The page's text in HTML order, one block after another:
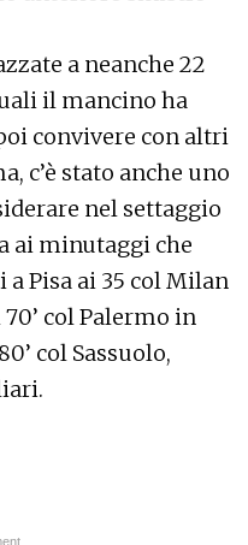
a neanche 22
il mancino ha
convivere con altri
c’è stato anche uno
nel settaggio
ai minutaggi che
a Pisa ai 35 col Milan
col Palermo in
col Sassuolo,